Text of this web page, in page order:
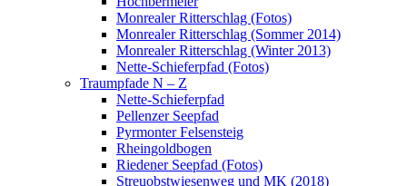
Monrealer Ritterschlag (Fotos)
Monrealer Ritterschlag (Sommer 2014)
Monrealer Ritterschlag (Winter 2013)
Nette-Schieferpfad (Fotos)
Traumpfade N – Z
Nette-Schieferpfad
Pellenzer Seepfad
Pyrmonter Felsensteig
Rheingoldbogen
Riedener Seepfad (Fotos)
Streuobstwiesenweg und MK (2018)